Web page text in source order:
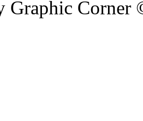
Graphic Corner